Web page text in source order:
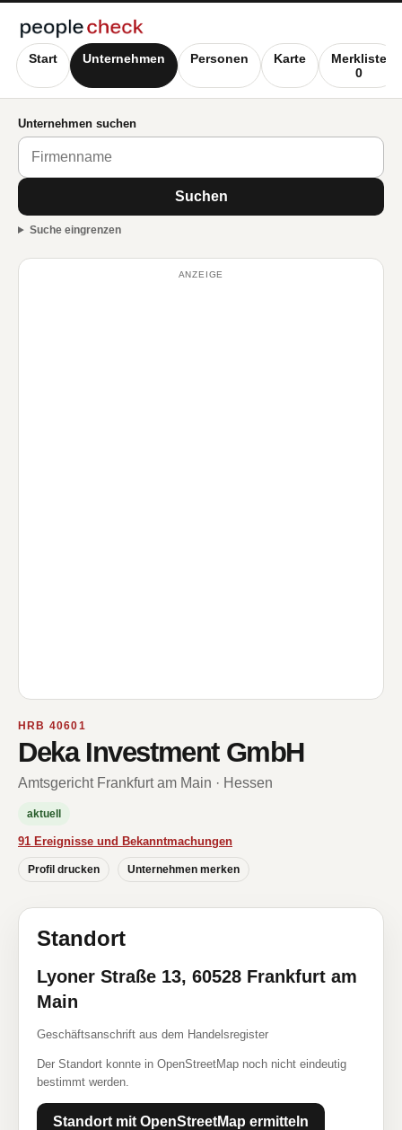
Start Unternehmen Personen Karte
Merkliste
0
Unternehmen suchen
Suchen
Suche eingrenzen
ANZEIGE
HRB 40601
Deka Investment GmbH
Amtsgericht Frankfurt am Main · Hessen
aktuell
91 Ereignisse und Bekanntmachungen
Profil drucken Unternehmen merken
Standort
Lyoner Straße 13, 60528 Frankfurt am
Main
Geschäftsanschrift aus dem Handelsregister
Der Standort konnte in OpenStreetMap noch nicht eindeutig
bestimmt werden.
Standort mit OpenStreetMap ermitteln